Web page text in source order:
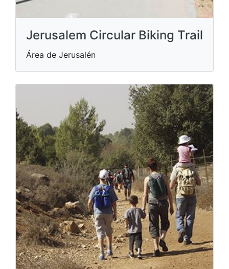
Jerusalem Circular Biking Trail
Área de Jerusalén